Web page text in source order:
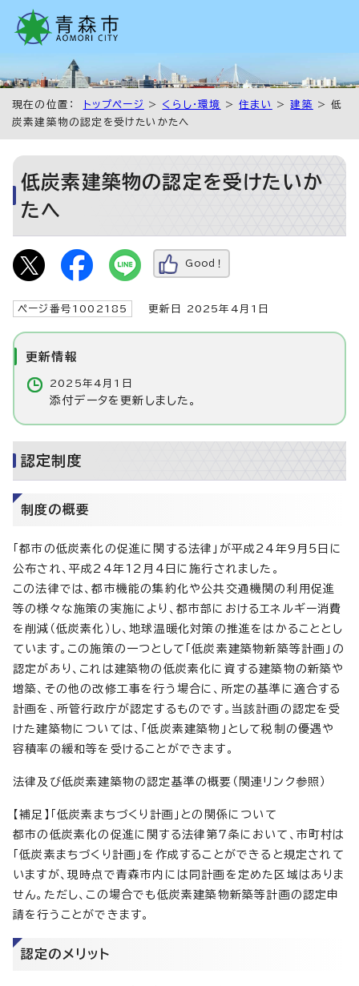
現在の位置： トップページ > くらし・環境 >住まい >建築
> 低
炭素建築物の認定を受けたいかたへ
低炭素建築物の認定を受けたいか
たへ
Good！
ページ番号1002185 更新日 2025年4月1日
更新情報
2025年4月1日
添付データを更新しました。
認定制度
制度の概要
「都市の低炭素化の促進に関する法律」が平成24年9月5日に
公布され、平成24年12月4日に施行されました。
この法律では、都市機能の集約化や公共交通機関の利用促進
等の様々な施策の実施により、都市部におけるエネルギー消費
を削減（低炭素化）し、地球温暖化対策の推進をはかることとし
ています。この施策の一つとして「低炭素建築物新築等計画」の
認定があり、これは建築物の低炭素化に資する建築物の新築や
増築、その他の改修工事を行う場合に、所定の基準に適合する
計画を、所管行政庁が認定するものです。当該計画の認定を受
けた建築物については、「低炭素建築物」として税制の優遇や
容積率の緩和等を受けることができます。
法律及び低炭素建築物の認定基準の概要（関連リンク参照）
【補足】「低炭素まちづくり計画」との関係について
都市の低炭素化の促進に関する法律第7条において、市町村は
「低炭素まちづくり計画」を作成することができると規定されて
いますが、現時点で青森市内には同計画を定めた区域はありま
せん。ただし、この場合でも低炭素建築物新築等計画の認定申
請を行うことができます。
認定のメリット